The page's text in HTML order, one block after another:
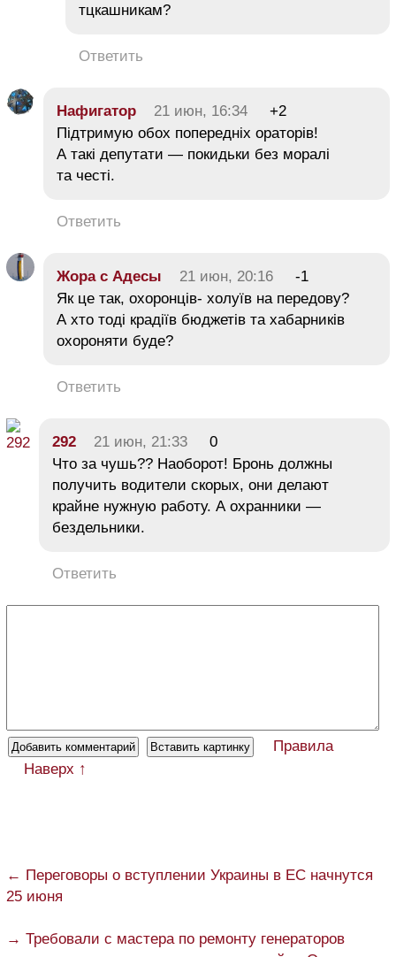
тцкашникам?
Ответить
Нафигатор 21 июн, 16:34
+2
Підтримую обох попередніх ораторів!
А такі депутати — покидьки без моралі
та честі.
Ответить
Жора с Адесы 21 июн, 20:16
-1
Як це так, охоронців- холуїв на передову?
А хто тоді крадіїв бюджетів та хабарників
охороняти буде?
Ответить
292 21 июн, 21:33
0
Что за чушь?? Наоборот! Бронь должны
получить водители скорых, они делают
крайне нужную работу. А охранники —
бездельники.
Ответить
Правила
Наверх ↑
← Переговоры о вступлении Украины в ЕС начнутся
25 июня
→ Требовали с мастера по ремонту генераторов